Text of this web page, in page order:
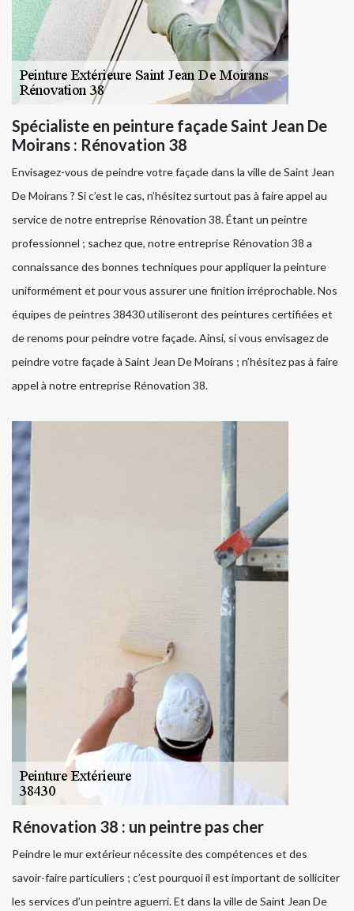
Spécialiste en peinture façade Saint Jean De
Moirans : Rénovation 38
Envisagez-vous de peindre votre façade dans la ville de Saint Jean
De Moirans ? Si c’est le cas, n’hésitez surtout pas à faire appel au
service de notre entreprise Rénovation 38. Étant un peintre
professionnel ; sachez que, notre entreprise Rénovation 38 a
connaissance des bonnes techniques pour appliquer la peinture
uniformément et pour vous assurer une finition irréprochable. Nos
équipes de peintres 38430 utiliseront des peintures certifiées et
de renoms pour peindre votre façade. Ainsi, si vous envisagez de
peindre votre façade à Saint Jean De Moirans ; n’hésitez pas à faire
appel à notre entreprise Rénovation 38.
Rénovation 38 : un peintre pas cher
Peindre le mur extérieur nécessite des compétences et des
savoir-faire particuliers ; c’est pourquoi il est important de solliciter
les services d’un peintre aguerri. Et dans la ville de Saint Jean De